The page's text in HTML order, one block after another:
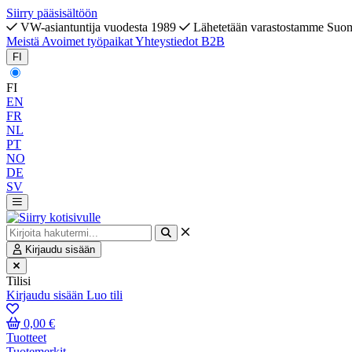
Siirry pääsisältöön
VW-asiantuntija vuodesta 1989
Lähetetään varastostamme
Meistä Avoimet työpaikatYhteystiedot B2B
FI
FI
EN
FR
NL
PT
NO
DE
SV
Kirjaudu sisään
Tilisi
Kirjaudu sisään Luo tili
0,00 €
Tuotteet